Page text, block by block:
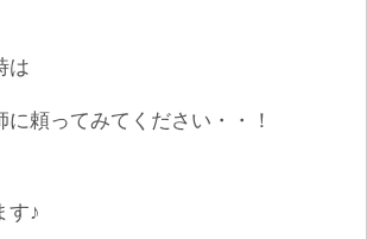
は
頼ってみてください・・！
す♪